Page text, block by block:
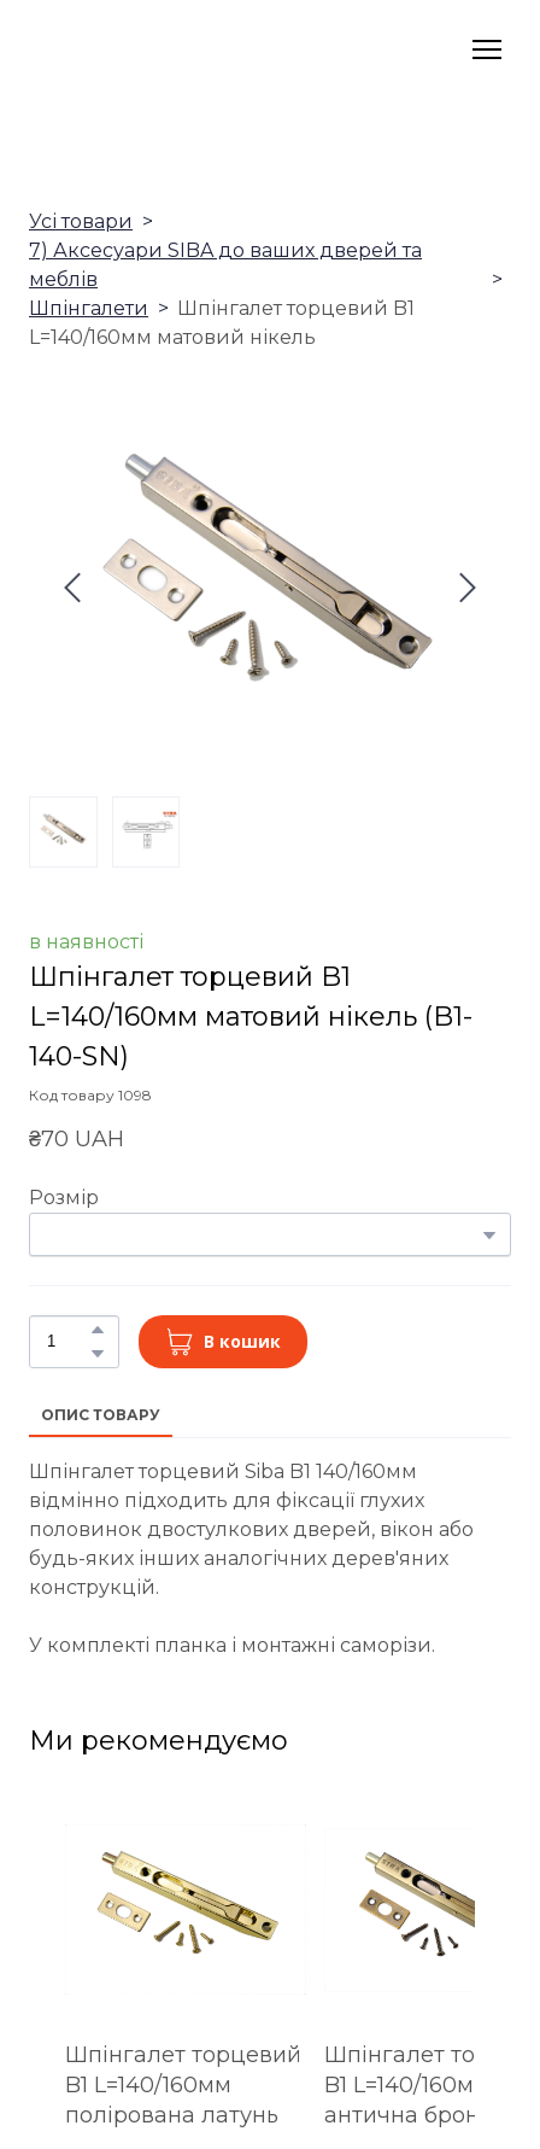
Усі товари
7) Аксесуари SIBA до ваших дверей та
меблів
Шпінгалети
Шпінгалет торцевий B1
L=140/160мм матовий нікель
в наявності
Шпінгалет торцевий B1
L=140/160мм матовий нікель (B1-
140-SN)
Код товару 1098
₴70 UAH
Розмір
В кошик
ОПИС ТОВАРУ
Шпінгалет торцевий Siba B1 140/160мм
відмінно підходить для фіксації глухих
половинок двостулкових дверей, вікон або
будь-яких інших аналогічних дерев'яних
конструкцій.
У комплекті планка і монтажні саморізи.
Ми рекомендуємо
Шпінгалет торцевий
B1 L=140/160мм
полірована латунь
Шпінгалет
B1 L=140/160мм
антична бронза